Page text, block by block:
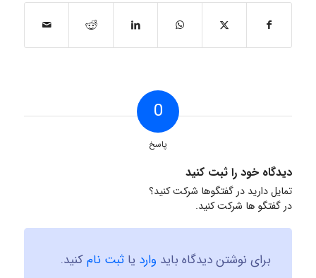
0
پاسخ
دیدگاه خود را ثبت کنید
تمایل دارید در گفتگوها شرکت کنید؟
در گفتگو ها شرکت کنید.
برای نوشتن دیدگاه باید وارد یا ثبت نامکنید.